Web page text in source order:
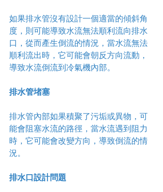
如果排水管沒有設計一個適當的傾斜角
度，則可能導致水流無法順利流向排水
口，從而產生倒流的情況，當水流無法
順利流出時，它可能會朝反方向流動，
導致水流倒流到冷氣機內部。
排水管堵塞
排水管內部如果積聚了污垢或異物，可
能會阻塞水流的路徑，當水流遇到阻力
時，它可能會改變方向，導致倒流的情
況。
排水口設計問題